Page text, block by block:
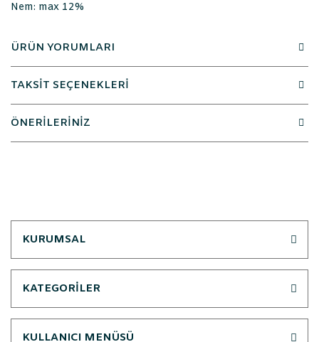
Nem: max 12%
ÜRÜN YORUMLARI
TAKSİT SEÇENEKLERİ
ÖNERİLERİNİZ
KURUMSAL
KATEGORİLER
KULLANICI MENÜSÜ